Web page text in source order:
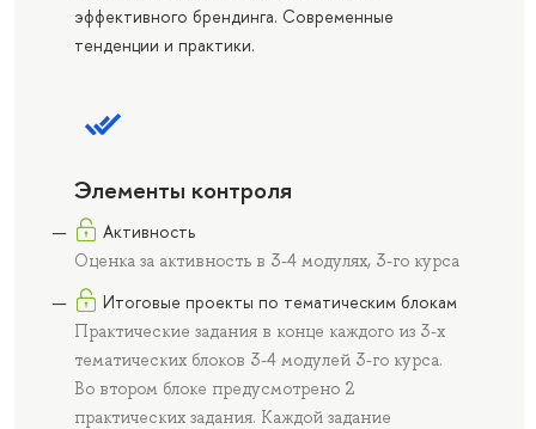
эффективного брендинга. Современные
тенденции и практики.
Элементы контроля
Активность
Оценка за активность в 3-4 модулях, 3-го курса
Итоговые проекты по тематическим блокам
Практические задания в конце каждого из 3-х
тематических блоков 3-4 модулей 3-го курса.
Во втором блоке предусмотрено 2
практических задания. Каждой задание